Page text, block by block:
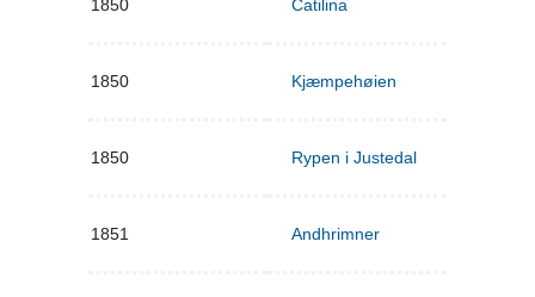
1850 Catilina
1850 Kjæmpehøien
1850 Rypen i Justedal
1851 Andhrimner